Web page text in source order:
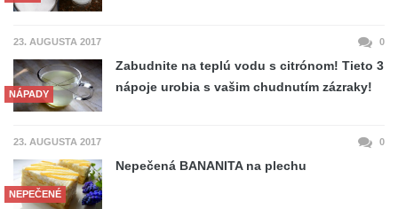
23. AUGUSTA 2017 0
NÁPADY
Zabudnite na teplú vodu s citrónom! Tieto 3
nápoje urobia s vašim chudnutím zázraky!
23. AUGUSTA 2017 0
NEPEČENÉ
Nepečená BANANITA na plechu